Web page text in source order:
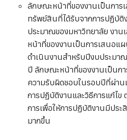
งานการแสดงสินทรัพย์และ
รัฐ
ลักษณะหน้าที่ของงานเป็นการ
ทรัพย์สินที่ได้รับจากการปฏิบัติ
ประมาณของมหาวิทยาลัย งา
หน้าที่ของงานเป็นการเสนอแผ
ดำเนินงานสำหรับปีงบประมา
ปี ลักษณะหน้าที่ของงานเป็นก
ความรับผิดชอบในรอบปีที่ผ่า
การปฏิบัติงานและวิธีการแก้ไ
การเพื่อให้การปฏิบัติงานมีปร
มากขึ้น